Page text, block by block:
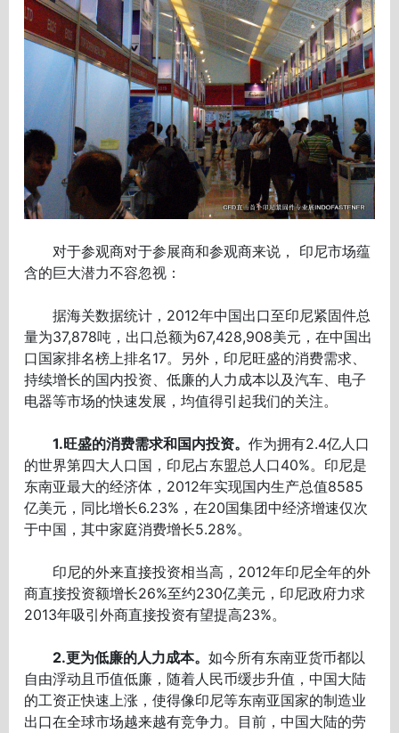
对于参观商对于参展商和参观商来说， 印尼市场蕴
含的巨大潜力不容忽视：
据海关数据统计，2012年中国出口至印尼紧固件总
量为37,878吨，出口总额为67,428,908美元，在中国出
口国家排名榜上排名17。另外，印尼旺盛的消费需求、
持续增长的国内投资、低廉的人力成本以及汽车、电子
电器等市场的快速发展，均值得引起我们的关注。
1.旺盛的消费需求和国内投资。作为拥有2.4亿人口
的世界第四大人口国，印尼占东盟总人口40%。印尼是
东南亚最大的经济体，2012年实现国内生产总值8585
亿美元，同比增长6.23%，在20国集团中经济增速仅次
于中国，其中家庭消费增长5.28%。
印尼的外来直接投资相当高，2012年印尼全年的外
商直接投资额增长26%至约230亿美元，印尼政府力求
2013年吸引外商直接投资有望提高23%。
2.更为低廉的人力成本。如今所有东南亚货币都以
自由浮动且币值低廉，随着人民币缓步升值，中国大陆
的工资正快速上涨，使得像印尼等东南亚国家的制造业
出口在全球市场越来越有竞争力。目前，中国大陆的劳